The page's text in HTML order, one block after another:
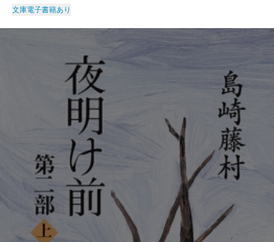
文庫電子書籍あり